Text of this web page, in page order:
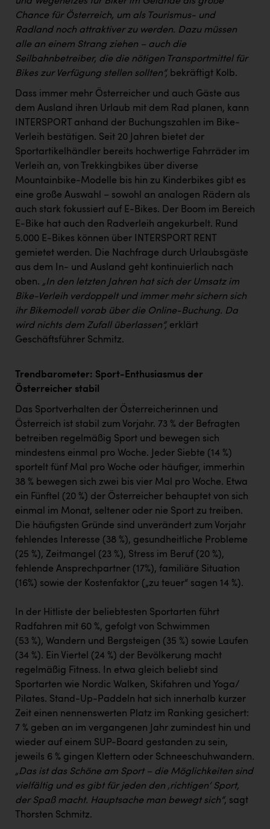
Chance für Österreich, um als Tourismus- und
Radland noch attraktiver zu werden. Dazu müssen
alle an einem Strang ziehen – auch die
Seilbahnbetreiber, die die nötigen Transportmittel für
Bikes zur Verfügung stellen sollten“, bekräftigt Kolb.
Dass immer mehr Österreicher und auch Gäste aus
dem Ausland ihren Urlaub mit dem Rad planen, kann
INTERSPORT anhand der Buchungszahlen im Bike-
Verleih bestätigen. Seit 20 Jahren bietet der
Sportartikelhändler bereits hochwertige Fahrräder im
Verleih an, von Trekkingbikes über diverse
Mountainbike-Modelle bis hin zu Kinderbikes gibt es
eine große Auswahl – sowohl an analogen Rädern als
auch stark fokussiert auf E-Bikes. Der Boom im Bereich
E-Bike hat auch den Radverleih angekurbelt. Rund
5.000 E-Bikes können über INTERSPORT RENT
gemietet werden. Die Nachfrage durch Urlaubsgäste
aus dem In- und Ausland geht kontinuierlich nach
oben. „In den letzten Jahren hat sich der Umsatz im
Bike-Verleih verdoppelt und immer mehr sichern sich
ihr Bikemodell vorab über die Online-Buchung. Da
wird nichts dem Zufall überlassen“, erklärt
Geschäftsführer Schmitz.
Trendbarometer: Sport-Enthusiasmus der
Österreicher stabil
Das Sportverhalten der Österreicherinnen und
Österreich ist stabil zum Vorjahr. 73 % der Befragten
betreiben regelmäßig Sport und bewegen sich
mindestens einmal pro Woche. Jeder Siebte (14 %)
sportelt fünf Mal pro Woche oder häufiger, immerhin
38 % bewegen sich zwei bis vier Mal pro Woche. Etwa
ein Fünftel (20 %) der Österreicher behauptet von sich
einmal im Monat, seltener oder nie Sport zu treiben.
Die häufigsten Gründe sind unverändert zum Vorjahr
fehlendes Interesse (38 %), gesundheitliche Probleme
(25 %), Zeitmangel (23 %), Stress im Beruf (20 %),
fehlende Ansprechpartner (17%), familiäre Situation
(16%) sowie der Kostenfaktor („zu teuer“ sagen 14 %).
In der Hitliste der beliebtesten Sportarten führt
Radfahren mit 60 %, gefolgt von Schwimmen
(53 %), Wandern und Bergsteigen (35 %) sowie Laufen
(34 %). Ein Viertel (24 %) der Bevölkerung macht
regelmäßig Fitness. In etwa gleich beliebt sind
Sportarten wie Nordic Walken, Skifahren und Yoga/
Pilates. Stand-Up-Paddeln hat sich innerhalb kurzer
Zeit einen nennenswerten Platz im Ranking gesichert:
7 % geben an im vergangenen Jahr zumindest hin und
wieder auf einem SUP-Board gestanden zu sein,
jeweils 6 % gingen Klettern oder Schneeschuhwandern.
„Das ist das Schöne am Sport – die Möglichkeiten sind
vielfältig und es gibt für jeden den ‚richtigen‘ Sport,
der Spaß macht. Hauptsache man bewegt sich“, sagt
Thorsten Schmitz.